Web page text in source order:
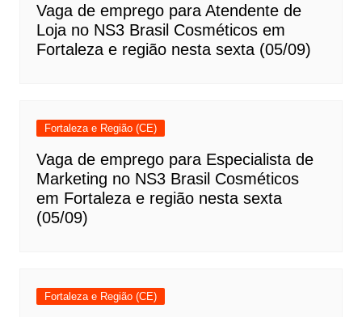
Vaga de emprego para Atendente de
Loja no NS3 Brasil Cosméticos em
Fortaleza e região nesta sexta (05/09)
Fortaleza e Região (CE)
Vaga de emprego para Especialista de
Marketing no NS3 Brasil Cosméticos
em Fortaleza e região nesta sexta
(05/09)
Fortaleza e Região (CE)